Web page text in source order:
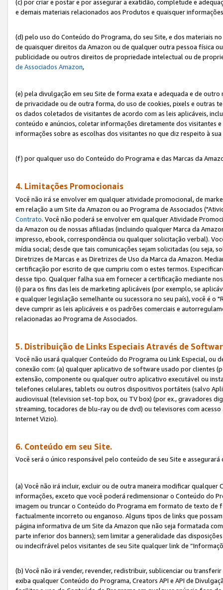
(c) por criar e postar e por assegurar a exatidão, completude e
e demais materiais relacionados aos Produtos e quaisquer
(d) pelo uso do Conteúdo do Programa, do seu Site, e dos materiais
de quaisquer direitos da Amazon ou de qualquer outra pessoa física
publicidade ou outros direitos de propriedade intelectual ou de
de Associados Amazon,
(e) pela divulgação em seu Site de forma exata e adequada e de
de privacidade ou de outra forma, do uso de cookies, pixels e outras
os dados coletados de visitantes de acordo com as leis aplicáveis,
conteúdo e anúncios, coletar informações diretamente dos visitantes
informações sobre as escolhas dos visitantes no que diz respeito à
(f) por qualquer uso do Conteúdo do Programa e das Marcas da
4. Limitações Promocionais
Você não irá se envolver em qualquer atividade promocional, de
em relação a um Site da Amazon ou ao Programa de Associados
Contrato. Você não poderá se envolver em qualquer Atividade
da Amazon ou de nossas afiliadas (incluindo qualquer Marca da
impresso, ebook, correspondência ou qualquer solicitação verbal).
mídia social; desde que tais comunicações sejam solicitadas (ou seja,
Diretrizes de Marcas e as Diretrizes de Uso da Marca da Amazon.
certificação por escrito de que cumpriu com o estes termos.
desse tipo. Qualquer falha sua em fornecer a certificação mediante
(i) para os fins das leis de marketing aplicáveis (por exemplo, se
e qualquer legislação semelhante ou sucessora no seu país), você é o
deve cumprir as leis aplicáveis e os padrões comerciais e
relacionadas ao Programa de Associados.
5. Distribuição de Links Especiais Através de
Você não usará qualquer Conteúdo do Programa ou Link Especial,
conexão com: (a) qualquer aplicativo de software usado por clientes
extensão, componente ou qualquer outro aplicativo executável ou
telefones celulares, tablets ou outros dispositivos portáteis (salvo
audiovisual (television set-top box, ou TV box) (por ex., gravadores
streaming, tocadores de blu-ray ou de dvd) ou televisores com
Internet Vizio).
6. Conteúdo em seu Site.
Você será o único responsável pelo conteúdo de seu Site e assegurará
(a) Você não irá incluir, excluir ou de outra maneira modificar
informações, exceto que você poderá redimensionar o Conteúdo do
imagem ou truncar o Conteúdo do Programa em formato de texto
factualmente incorreto ou enganoso. Alguns tipos de links que
página informativa de um Site da Amazon que não seja formatada
parte inferior dos banners); sem limitar a generalidade das
ou indecifrável pelos visitantes de seu Site qualquer link de
(b) Você não irá vender, revender, redistribuir, sublicenciar ou
exiba qualquer Conteúdo do Programa, Creators API e API de